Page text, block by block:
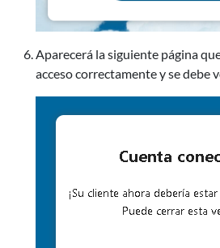
Aparecerá la siguiente página
acceso correctamente y se debe